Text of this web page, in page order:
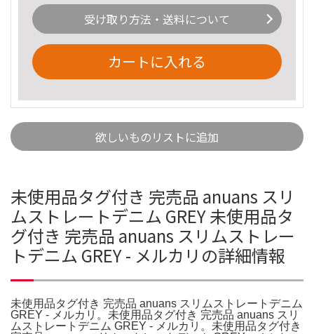
受け取り方法・送料について
カートに入れる
欲しいものリストに追加
未使用品タグ付き 完売品 anuans スリ
ムストレートデニム GREY 未使用品タ
グ付き 完売品 anuans スリムストレー
トデニム GREY - メルカリの詳細情報
未使用品タグ付き 完売品 anuans スリムストレートデニム
GREY - メルカリ。未使用品タグ付き 完売品 anuans スリ
ムストレートデニム GREY - メルカリ。未使用品タグ付き